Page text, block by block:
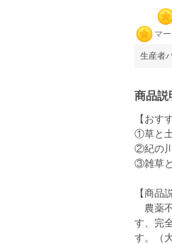
マ
生産者
商品説
【おす
①草と
②紀の
③雑草
【商品
農薬
す、完
す。（